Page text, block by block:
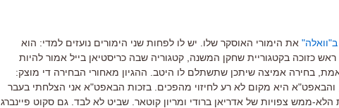
את הימורי האוסקר שלו. יש לו לפחות שני הימורים נועזים למדי: הוא
כזוכה בקטגוריית שחקן המשנה, קטגוריה שבה כריסטיאן בייל אמור להיות
בחירה אמיצה שיתכן שתשתלם לו היטב. ההגיון מאחורי הבחירה די מוצק:
היא מקום לא רע לחיזוי מהפכים. בזכות הבאפט"א אני הצלחתי בעבר
הלא-ממש צפויות של אדריאן ברודי ומריון קוטאר. שביט לא לבד. גם סקוט פיינברג